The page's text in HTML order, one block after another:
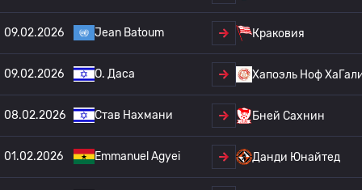
09.02.2026 Jean Batoum Краковия
09.02.2026 O. Даса Хапоэль Ноф
08.02.2026 Став Нахмани Бней Сахнин
01.02.2026 Emmanuel Agyei Данди Юнайтед